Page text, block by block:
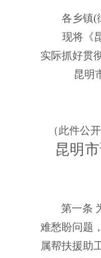
各乡镇(
现将《
实际抓好贯
昆明市
（此件公开
昆明市
（
第一条
难愁盼问题
属帮扶援助